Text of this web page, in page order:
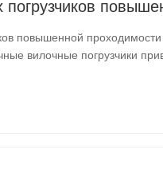
повышенной
вилочные погрузчики
вилочных погрузчиков…